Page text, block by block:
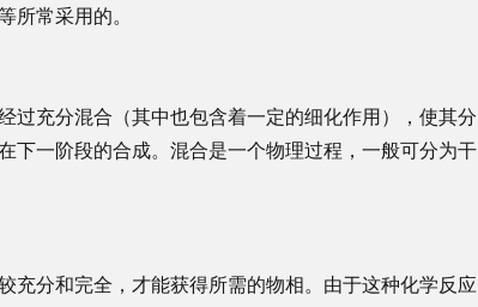
所常采用的。
过充分混合（其中也包含着一定的细化作用），使其分
下一阶段的合成。混合是一个物理过程，一般可分为干
充分和完全，才能获得所需的物相。由于这种化学反应